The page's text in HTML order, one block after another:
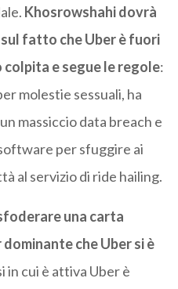
Khosrowshahi dovrà
fatto che Uber è fuori
colpita e segue le regole:
molestie sessuali, ha
massiccio data breach e
per sfuggire ai
al servizio di ride hailing.
una carta
che Uber si è
in cui è attiva Uber è